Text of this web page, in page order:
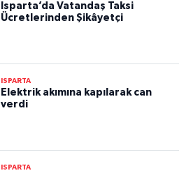
Isparta’da Vatandaş Taksi
Ücretlerinden Şikâyetçi
ISPARTA
Elektrik akımına kapılarak can
verdi
ISPARTA